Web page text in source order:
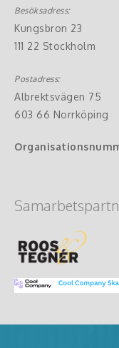
Besöksadress:
Kungsbron 23
111 22 Stockholm
Postadress:
Albrektsvägen 75
603 66 Norrköping